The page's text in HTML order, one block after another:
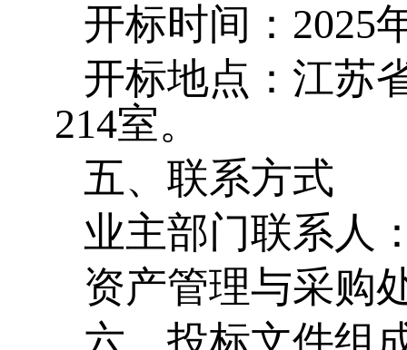
开标时间： 2025
开标地点： 江苏
214室。
五、联系方式
业主部门联系人
资产管理与采购